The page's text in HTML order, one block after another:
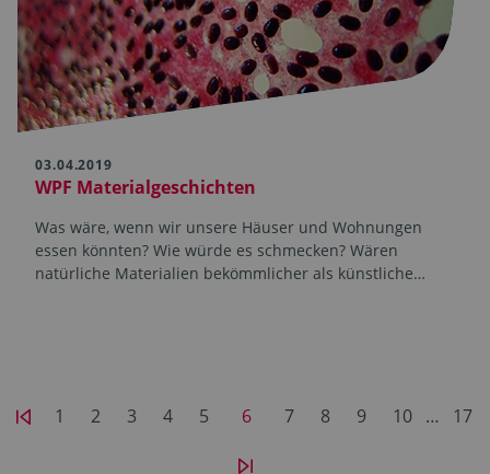
03.04.2019
WPF Materialgeschichten
Was wäre, wenn wir unsere Häuser und Wohnungen
essen könnten? Wie würde es schmecken? Wären
natürliche Materialien bekömmlicher als künstliche…
1 2 3 4 5 6 7 8 9 10 … 17